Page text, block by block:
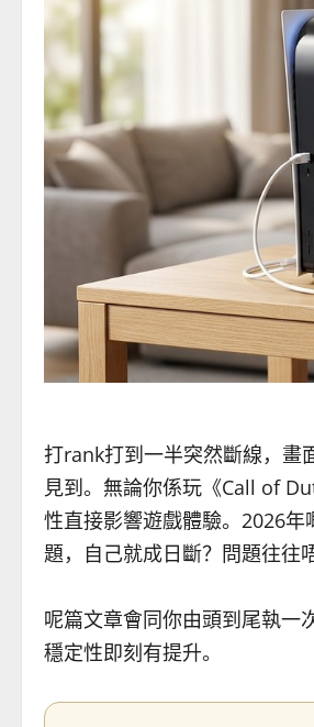
打rank打到一半突然斷線，
見到。無論你係玩《Call of
性直接影響遊戲體驗。2026
題，自己就成日斷？問題往往
呢篇文章會同你由頭到尾執一
穩定性即刻有提升。